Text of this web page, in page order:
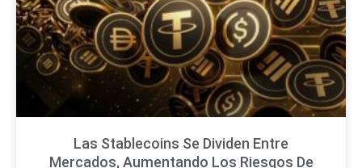
Las Stablecoins Se Dividen Entre
Mercados, Aumentando Los Riesgos De